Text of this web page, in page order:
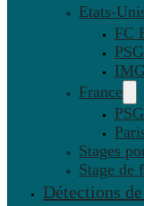
Etats-
FC
France
Stages
Stage de
Détections